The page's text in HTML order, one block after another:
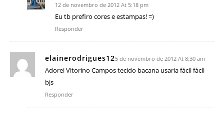
12 de novembro de 2012 At 5:18 pm
Eu tb prefiro cores e estampas! =)
Responder
elainerodrigues125 de novembro de 2012 At 8:30 am
Adorei Vitorino Campos tecido bacana usaria fácil fácil
bjs
Responder